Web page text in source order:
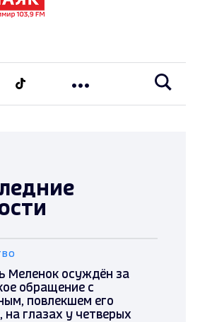
Меленок осуждён за
обращение с
повлекшем его
на глазах у четверых